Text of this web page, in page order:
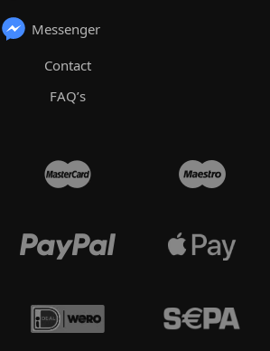
Messenger
Contact
FAQ’s